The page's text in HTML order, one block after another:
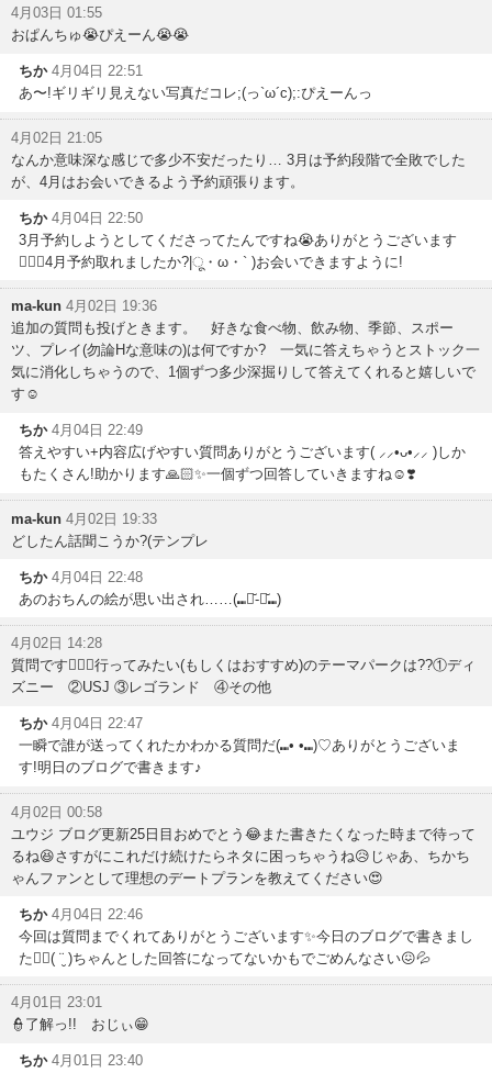
4月03日 01:55
おぱんちゅ😭ぴえーん😭😭
ちか 4月04日 22:51
あ〜!ギリギリ見えない写真だコレ;(っ`ω´c);:ぴえーんっ
4月02日 21:05
なんか意味深な感じで多少不安だったり… 3月は予約段階で全敗でした
が、4月はお会いできるよう予約頑張ります。
ちか 4月04日 22:50
3月予約しようとしてくださってたんですね😭ありがとうございます
🙇🏻‍♀️4月予約取れましたか?|ू・ω・` )​お会いできますように!
ma-kun 4月02日 19:36
追加の質問も投げときます。 好きな食べ物、飲み物、季節、スポー
ツ、プレイ(勿論Hな意味の)は何ですか? 一気に答えちゃうとストック一
気に消化しちゃうので、1個ずつ多少深掘りして答えてくれると嬉しいで
す☺️
ちか 4月04日 22:49
答えやすい+内容広げやすい質問ありがとうございます( ⸝⸝•ᴗ•⸝⸝ )しか
もたくさん!助かります🙏🏻✨一個ずつ回答していきますね☺️❣️
ma-kun 4月02日 19:33
どしたん話聞こうか?(テンプレ
ちか 4月04日 22:48
あのおちんの絵が思い出され……(⑉・̆-・̆⑉)
4月02日 14:28
質問です🙋🏻‍♂️行ってみたい(もしくはおすすめ)のテーマパークは??①ディ
ズニー ②USJ ③レゴランド ④その他
ちか 4月04日 22:47
一瞬で誰が送ってくれたかわかる質問だ(⑉• •⑉)♡ありがとうございま
す!明日のブログで書きます♪
4月02日 00:58
ユウジ ブログ更新25日目おめでとう😂また書きたくなった時まで待って
るね😆さすがにこれだけ続けたらネタに困っちゃうね😥じゃあ、ちかち
ゃんファンとして理想のデートプランを教えてください😍
ちか 4月04日 22:46
今回は質問までくれてありがとうございます✨今日のブログで書きまし
た✍🏻( ¨̮ )ちゃんとした回答になってないかもでごめんなさい😖💦
4月01日 23:01
👮了解っ!! おじぃ😁
ちか 4月01日 23:40